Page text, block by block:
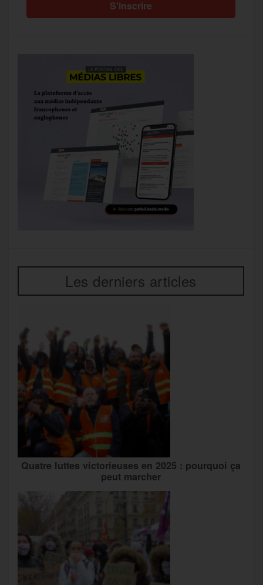
Les derniers articles
Quatre luttes victorieuses en 2025 : pourquoi ça
peut marcher